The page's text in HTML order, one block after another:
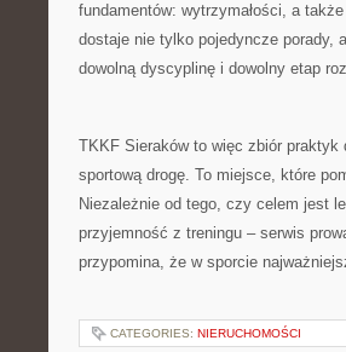
fundamentów: wytrzymałości, a
dostaje nie tylko pojedyncze porady,
dowolną dyscyplinę i dowolny etap
TKKF Sieraków to więc zbiór
sportową drogę. To miejsce, które
Niezależnie od tego, czy celem jest
przyjemność z treningu – serwis
przypomina, że w sporcie
CATEGORIES: NIERUCHOMOŚCI